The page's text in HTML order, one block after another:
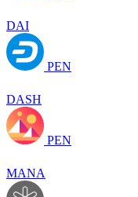
DAI
PEN
DASH
PEN
MANA